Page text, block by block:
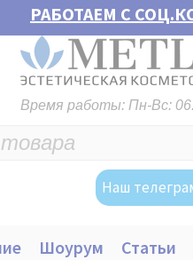
РАБОТАЕМ С
Время работы: Пн-Вс:
Наш
Шоурум Статьи